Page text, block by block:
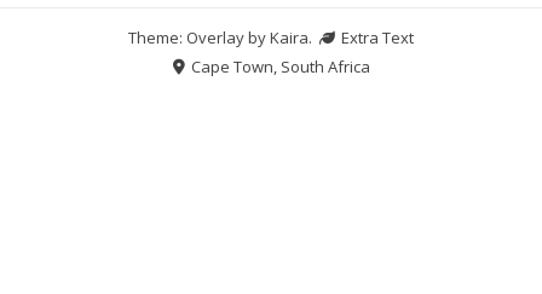
Theme: Overlay byKaira.
Extra Text
Cape Town, South Africa